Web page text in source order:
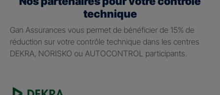
technique
Gan Assurances vous permet de bénéficier de 15% de
réduction sur votre contrôle technique dans les centres
DEKRA, NORISKO ou AUTOCONTROL participants.